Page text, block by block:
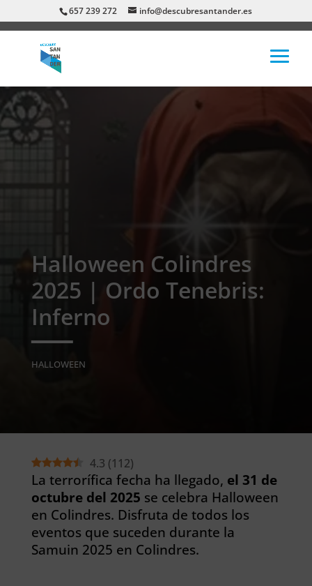
657 239 272 info@descubresantander.es
Halloween Colindres
2025 | Ordo Tenebris:
Inferno
HALLOWEEN
4.3 (112)
La terrorífica fecha ha llegado, el 31 de
octubre del 2025 se celebra Halloween
en Colindres. Disfruta de todos los
eventos que suceden durante la
Samuin 2025 en Colindres.